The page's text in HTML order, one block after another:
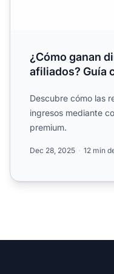
¿Cómo ganan
afiliados? Guía
Descubre cómo las
ingresos mediante
premium.
Dec 28, 2025 12 min